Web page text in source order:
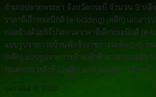
อำเภอปลายพระยา จังหวัดกระบี่ จำนวน 3 หลั
ราคาอิเล็กทรอนิกส์ (e-bidding) (คลิก) เอกสาร
ก่อสร้างด้วยวิธีประกวดราคาอิเล็กทรอนิกส์ (e-
แบบรูปรายการบ้านพักข้าราชการระดับ 5-6 ร
(คลิก) แบบรูปรายการบ้านพักข้าราชการระดับ
ทะเลหอย หลังที่ 1 (คลิก) แบบรูปรายการบ้านพั…
กุมภาพันธ์ 19, 2020